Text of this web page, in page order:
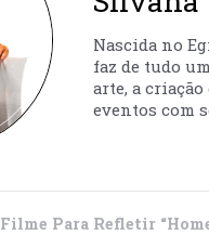
Nascida no
faz de tudo
arte, a
eventos com
Filme Para Refletir